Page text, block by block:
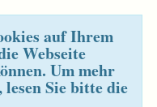
auf Ihrem
Webseite
Um mehr
Sie bitte die